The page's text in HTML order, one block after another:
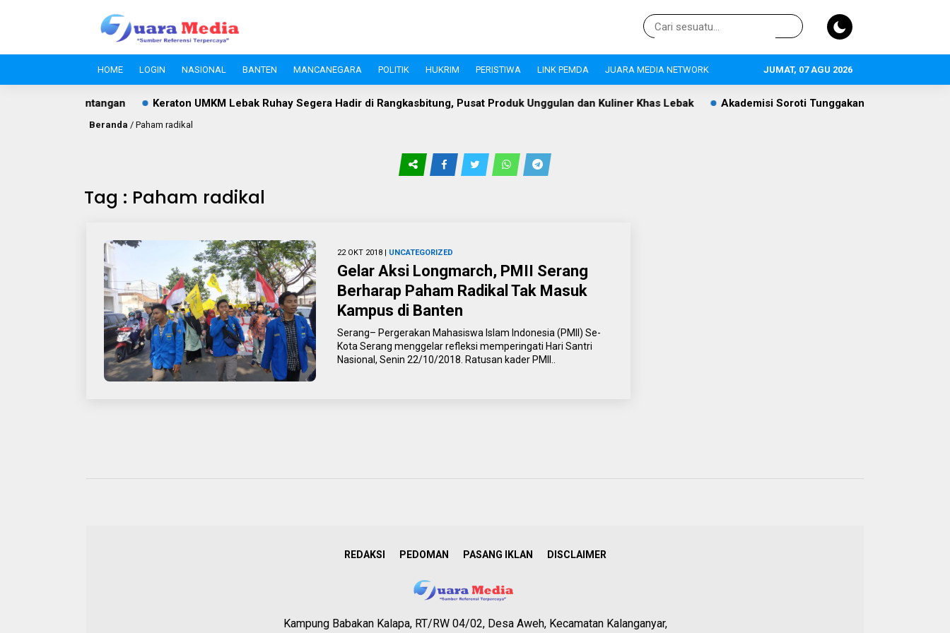
HOME LOGIN NASIONAL BANTEN MANCANEGARA POLITIK HUKRIM PERISTIWA LINK PEMDA JUARA MEDIA NETWORK JUMAT, 07 AGU 2026
Jadi Tantangan Keraton UMKM Lebak Ruhay Segera Hadir di Rangkasbitung, Pusat Produk Unggulan dan Kuliner Khas Lebak Akademisi Soroti Tunggakan PBB Rp8,4 Miliar
Beranda / Paham radikal
Tag : Paham radikal
22 OKT 2018 | UNCATEGORIZED
Gelar Aksi Longmarch, PMII Serang
Berharap Paham Radikal Tak Masuk
Kampus di Banten
Serang– Pergerakan Mahasiswa Islam Indonesia (PMII) Se-
Kota Serang menggelar refleksi memperingati Hari Santri
Nasional, Senin 22/10/2018. Ratusan kader PMII..
REDAKSI PEDOMAN PASANG IKLAN DISCLAIMER
Kampung Babakan Kalapa, RT/RW 04/02, Desa Aweh, Kecamatan Kalanganyar,